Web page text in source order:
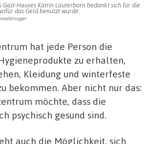
Gast-Hauses Katrin Lauterborn bedankt sich für die
das Geld benutzt wurde.
hat jede Person die
zu erhalten,
Kleidung und winterfeste
bekommen. Aber nicht nur das:
möchte, dass die
psychisch gesund sind.
auch die Möglichkeit, sich